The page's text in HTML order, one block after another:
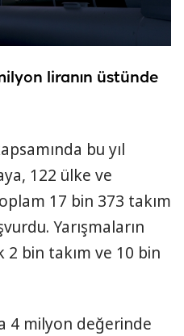
liranın üstünde
bu yıl
122 ülke ve
17 bin 373 takım
Yarışmaların
2 bin takım ve 10 bin
4 milyon değerinde